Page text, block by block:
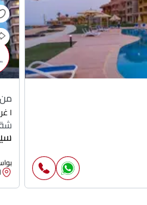
من
١ غرفة نوم